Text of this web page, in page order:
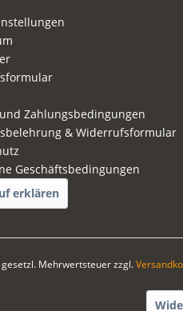
Zahlungsbedingungen
& Widerrufsformular
Geschäftsbedingungen
erklären
Mehrwertsteuer zzgl.